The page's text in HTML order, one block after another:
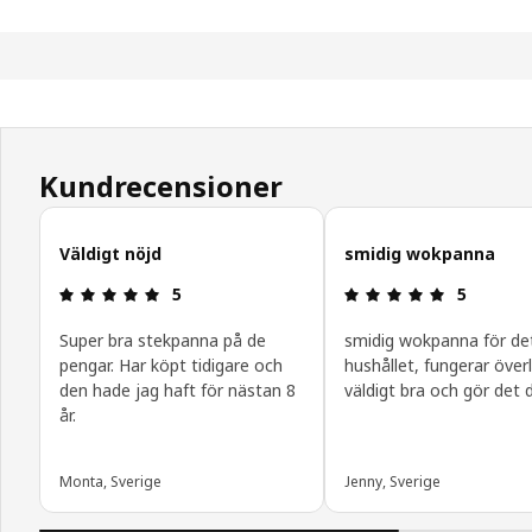
Kundrecensioner
Hoppa över kundrecensioner
Väldigt nöjd
Recension: 5 / 5 stjärnor.
5
Super bra stekpanna på de
pengar. Har köpt tidigare och
den hade jag haft för nästan 8
år.
Monta, Sverige
smidig wokpanna
5
smidig wokpanna för
hushållet, fungerar
väldigt bra och gör det
Jenny, Sverige